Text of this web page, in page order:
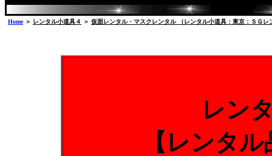
Home＞ レンタル小道具４ ＞ 仮面レンタル・マスクレンタル （レンタル小道具：東京：ＳＧレ
レン
【レンタ